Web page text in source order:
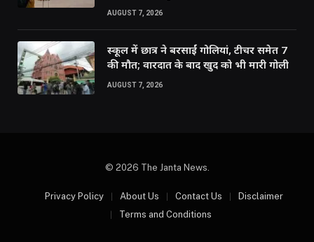
AUGUST 7, 2026
स्कूल में छात्र ने बरसाईं गोलियां, टीचर समेत 7
की मौत; वारदात के बाद खुद को भी मारी गोली
AUGUST 7, 2026
© 2026 The Janta News.
Privacy Policy About Us Contact Us
Disclaimer
Terms and Conditions